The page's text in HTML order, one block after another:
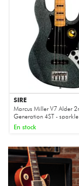
SIRE
Marcus Miller V7 Alder
Generation 4ST -
En stock